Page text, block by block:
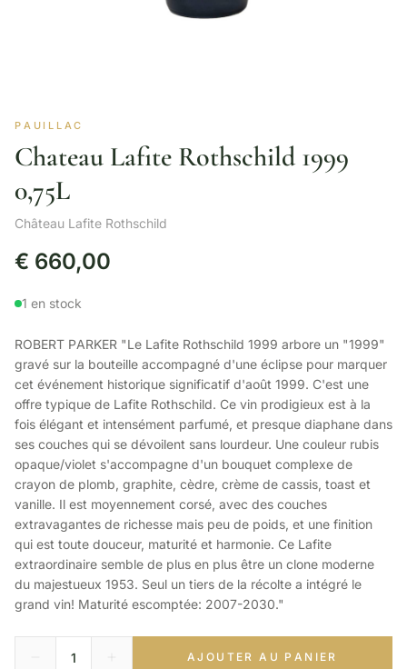
PAUILLAC
Chateau Lafite Rothschild 1999
0,75L
Château Lafite Rothschild
€ 660,00
1 en stock
ROBERT PARKER "Le Lafite Rothschild 1999 arbore un "1999"
gravé sur la bouteille accompagné d'une éclipse pour marquer
cet événement historique significatif d'août 1999. C'est une
offre typique de Lafite Rothschild. Ce vin prodigieux est à la
fois élégant et intensément parfumé, et presque diaphane dans
ses couches qui se dévoilent sans lourdeur. Une couleur rubis
opaque/violet s'accompagne d'un bouquet complexe de
crayon de plomb, graphite, cèdre, crème de cassis, toast et
vanille. Il est moyennement corsé, avec des couches
extravagantes de richesse mais peu de poids, et une finition
qui est toute douceur, maturité et harmonie. Ce Lafite
extraordinaire semble de plus en plus être un clone moderne
du majestueux 1953. Seul un tiers de la récolte a intégré le
grand vin! Maturité escomptée: 2007-2030."
AJOUTER AU PANIER